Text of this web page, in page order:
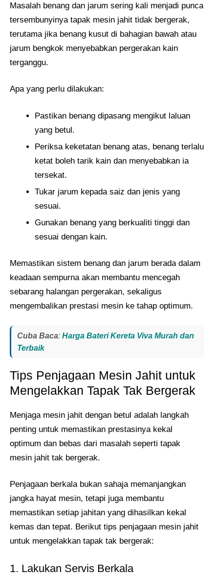
Masalah benang dan jarum sering kali menjadi punca
tersembunyinya tapak mesin jahit tidak bergerak,
terutama jika benang kusut di bahagian bawah atau
jarum bengkok menyebabkan pergerakan kain
terganggu.
Apa yang perlu dilakukan:
Pastikan benang dipasang mengikut laluan
yang betul.
Periksa keketatan benang atas, benang terlalu
ketat boleh tarik kain dan menyebabkan ia
tersekat.
Tukar jarum kepada saiz dan jenis yang
sesuai.
Gunakan benang yang berkualiti tinggi dan
sesuai dengan kain.
Memastikan sistem benang dan jarum berada dalam
keadaan sempurna akan membantu mencegah
sebarang halangan pergerakan, sekaligus
mengembalikan prestasi mesin ke tahap optimum.
Cuba Baca: Harga Bateri Kereta Viva Murah dan
Terbaik
Tips Penjagaan Mesin Jahit untuk
Mengelakkan Tapak Tak Bergerak
Menjaga mesin jahit dengan betul adalah langkah
penting untuk memastikan prestasinya kekal
optimum dan bebas dari masalah seperti tapak
mesin jahit tak bergerak.
Penjagaan berkala bukan sahaja memanjangkan
jangka hayat mesin, tetapi juga membantu
memastikan setiap jahitan yang dihasilkan kekal
kemas dan tepat. Berikut tips penjagaan mesin jahit
untuk mengelakkan tapak tak bergerak:
1. Lakukan Servis Berkala